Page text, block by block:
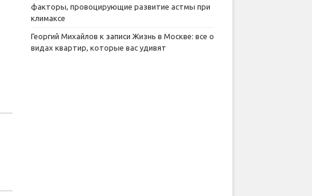
факторы, провоцирующие развитие астмы при
климаксе
Георгий Михайлов к записи Жизнь в Москве: все о
видах квартир, которые вас удивят